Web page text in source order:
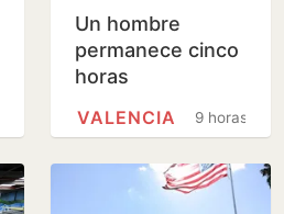
Un hombre
permanece cinco
horas
un piso de
9 horas
VALENCIA